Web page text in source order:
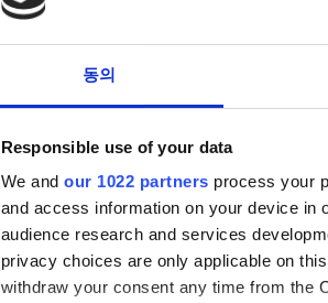
동의
Responsible use of your data
We and our 1022 partners process your
and access information on your device in
audience research and services
privacy choices are only applicable on
withdraw your consent any time from the
게
3